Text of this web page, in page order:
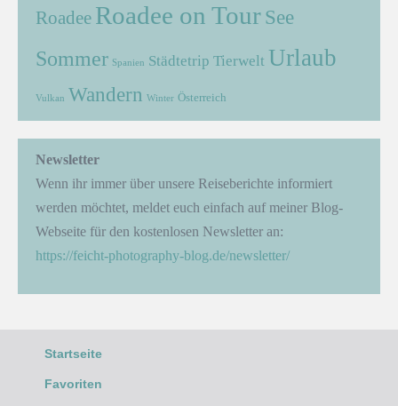
Roadee Roadee on Tour See
Sommer Spanien Städtetrip Tierwelt Urlaub
Vulkan Wandern Winter Österreich
Newsletter
Wenn ihr immer über unsere Reiseberichte informiert
werden möchtet, meldet euch einfach auf meiner Blog-
Webseite für den kostenlosen Newsletter an:
https://feicht-photography-blog.de/newsletter/
Startseite
Favoriten